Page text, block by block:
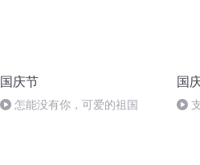
国庆节
怎能没有你，可爱的祖国
国